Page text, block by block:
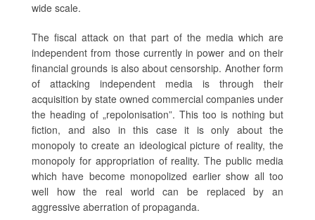
wide scale.
The fiscal attack on that part of the media which are
independent from those currently in power and on their
financial grounds is also about censorship. Another form
of attacking independent media is through their
acquisition by state owned commercial companies under
the heading of „repolonisation”. This too is nothing but
fiction, and also in this case it is only about the
monopoly to create an ideological picture of reality, the
monopoly for appropriation of reality. The public media
which have become monopolized earlier show all too
well how the real world can be replaced by an
aggressive aberration of propaganda.